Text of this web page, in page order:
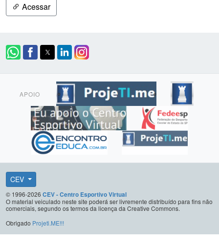
Acessar
APOIO
CEV
© 1996-2026 CEV - Centro Esportivo Virtual
O material veiculado neste site poderá ser livremente distribuído para fins não
comerciais, segundo os termos da licença da Creative Commons.
Obrigado Projeti.ME!!!